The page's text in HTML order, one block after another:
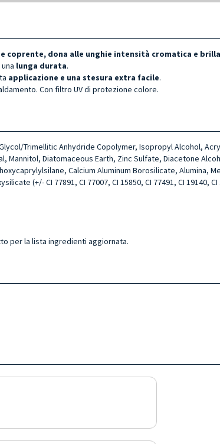
coprente, dona alle unghie intensità cromatica e
lunga durata.
applicazione e una stesura extra facile.
Con filtro UV di protezione colore.
Trimellitic Anhydride Copolymer, Isopropyl Alcohol,
Diatomaceous Earth, Zinc Sulfate, Diacetone
Calcium Aluminum Borosilicate, Alumina,
(+/- CI 77891, CI 77007, CI 15850, CI 77491, CI 19140, CI
per la lista ingredienti aggiornata.